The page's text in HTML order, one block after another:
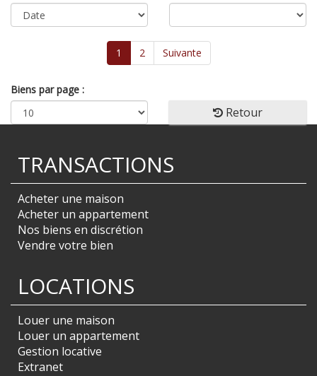
1 2 Suivante
Biens par page :
Retour
TRANSACTIONS
Acheter une maison
Acheter un appartement
Nos biens en discrétion
Vendre votre bien
LOCATIONS
Louer une maison
Louer un appartement
Gestion locative
Extranet